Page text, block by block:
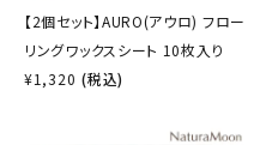
【2個セット】AURO(アウロ) フロー
リングワックスシート 10枚入り
¥1,320 (税込)